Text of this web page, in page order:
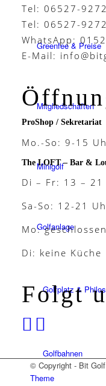
Greenfee & Preise
Mitgliedschaften
Minigolf
Golfanlage
Golfplatz &
Golfbahnen
Tel: 06527-
Tel: 06527-
WhatsApp:
E-Mail:
ProShop / Sekretariat
Mo.-So: 9-15
The LOFT – Bar &
Di – Fr: 13 – 21
Sa-So: 12-21
Mo: geschlossen
Di: keine Küche
Folgt
© Copyright - Bit
Theme